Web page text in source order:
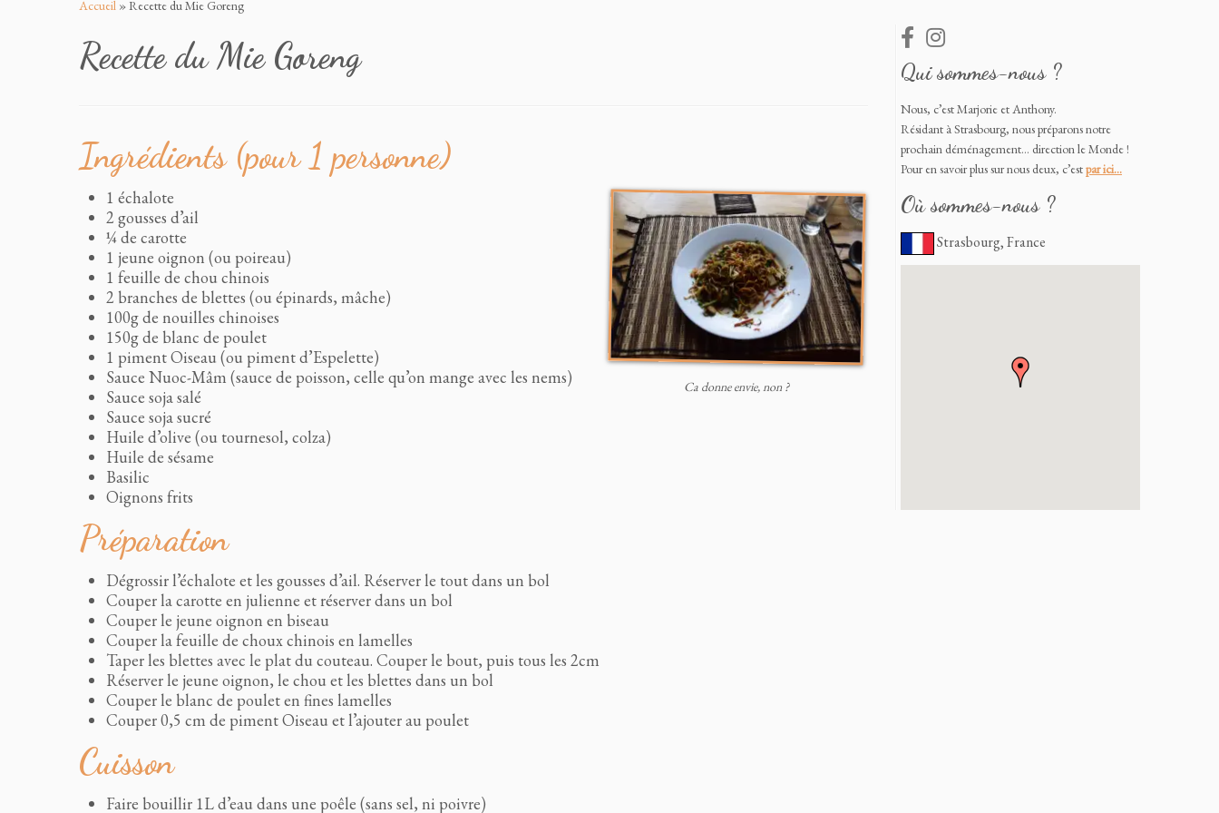
Accueil »Recette du Mie Goreng
Recette du Mie Goreng
Ingrédients (pour 1 personne)
Ca donne envie, non ?
1 échalote
2 gousses d’ail
¼ de carotte
1 jeune oignon (ou poireau)
1 feuille de chou chinois
2 branches de blettes (ou épinards, mâche)
100g de nouilles chinoises
150g de blanc de poulet
1 piment Oiseau (ou piment d’Espelette)
Sauce Nuoc-Mâm (sauce de poisson, celle qu’on mange avec les nems)
Sauce soja salé
Sauce soja sucré
Huile d’olive (ou tournesol, colza)
Huile de sésame
Basilic
Oignons frits
Préparation
Dégrossir l’échalote et les gousses d’ail. Réserver le tout dans un bol
Couper la carotte en julienne et réserver dans un bol
Couper le jeune oignon en biseau
Couper la feuille de choux chinois en lamelles
Taper les blettes avec le plat du couteau. Couper le bout, puis tous les 2cm
Réserver le jeune oignon, le chou et les blettes dans un bol
Couper le blanc de poulet en fines lamelles
Couper 0,5 cm de piment Oiseau et l’ajouter au poulet
Cuisson
Faire bouillir 1L d’eau dans une poêle (sans sel, ni poivre)
Qui sommes-nous ?
Nous, c’est Marjorie et Anthony.
Résidant à Strasbourg, nous préparons notre
prochain déménagement… direction le Monde !
Pour en savoir plus sur nous deux, c’estpar ici…
Où sommes-nous ?
Strasbourg, France